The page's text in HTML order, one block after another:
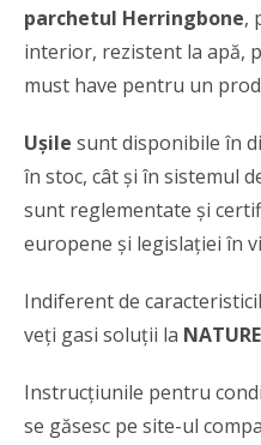
parchetul Herringbone,
interior, rezistent la apă,
must have pentru un
Ușile sunt disponibile în
în stoc, cât și în sistemul
sunt reglementate și
europene și legislației în
Indiferent de
veți gasi soluții la
Instrucțiunile pentru
se găsesc pe site-ul